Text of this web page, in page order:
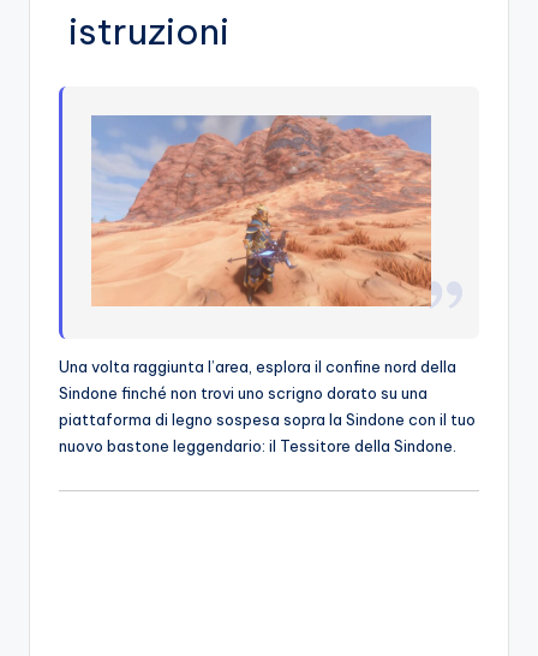
istruzioni
Una volta raggiunta l’area, esplora il confine nord della
Sindone finché non trovi uno scrigno dorato su una
piattaforma di legno sospesa sopra la Sindone con il tuo
nuovo bastone leggendario: il Tessitore della Sindone.